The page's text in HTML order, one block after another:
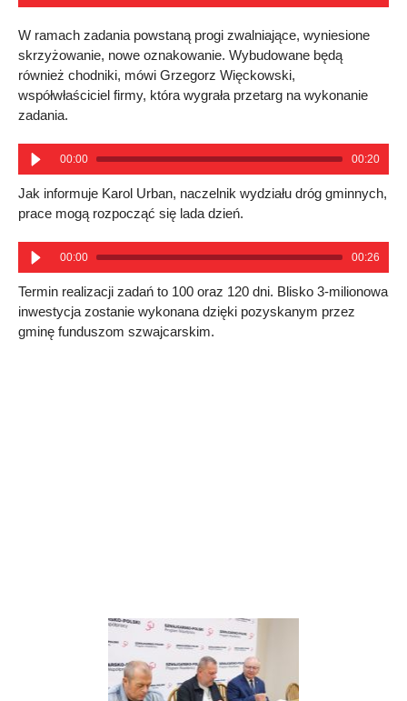
W ramach zadania powstaną progi zwalniające, wyniesione
skrzyżowanie, nowe oznakowanie. Wybudowane będą
również chodniki, mówi Grzegorz Więckowski,
współwłaściciel firmy, która wygrała przetarg na wykonanie
zadania.
00:00 00:20
Jak informuje Karol Urban, naczelnik wydziału dróg gminnych,
prace mogą rozpocząć się lada dzień.
00:00 00:26
Termin realizacji zadań to 100 oraz 120 dni. Blisko 3-milionowa
inwestycja zostanie wykonana dzięki pozyskanym przez
gminę funduszom szwajcarskim.